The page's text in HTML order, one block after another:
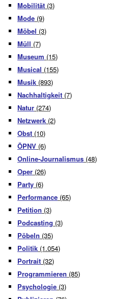
Mobilität (3)
Mode (9)
Möbel (3)
Müll (7)
Museum (15)
Musical (155)
Musik (893)
Nachhaltigkeit (7)
Natur (274)
Netzwerk (2)
Obst (10)
ÖPNV (6)
Online-Journalismus (48)
Oper (26)
Party (6)
Performance (65)
Petition (3)
Podcasting (3)
Pöbeln (35)
Politik (1.054)
Portrait (32)
Programmieren (85)
Psychologie (3)